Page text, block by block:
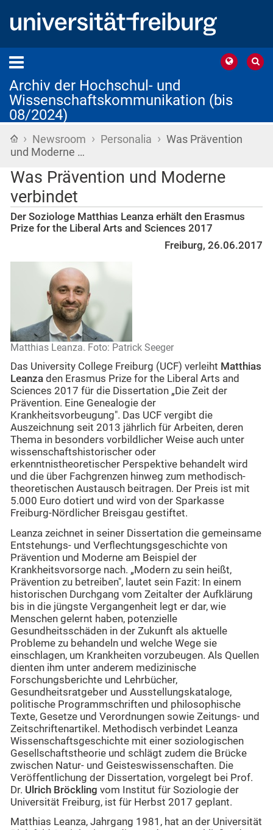
Archiv der Hochschul- und
Wissenschaftskommunikation (bis
08/2024)
Startseite
› Newsroom › Personalia › Was Prävention
und Moderne …
Was Prävention und Moderne
verbindet
Der Soziologe Matthias Leanza erhält den Erasmus
Prize for the Liberal Arts and Sciences 2017
Freiburg, 26.06.2017
Matthias Leanza. Foto: Patrick Seeger
Das University College Freiburg (UCF) verleiht Matthias
Leanza den Erasmus Prize for the Liberal Arts and
Sciences 2017 für die Dissertation „Die Zeit der
Prävention. Eine Genealogie der
Krankheitsvorbeugung". Das UCF vergibt die
Auszeichnung seit 2013 jährlich für Arbeiten, deren
Thema in besonders vorbildlicher Weise auch unter
wissenschaftshistorischer oder
erkenntnistheoretischer Perspektive behandelt wird
und die über Fachgrenzen hinweg zum methodisch-
theoretischen Austausch beitragen. Der Preis ist mit
5.000 Euro dotiert und wird von der Sparkasse
Freiburg-Nördlicher Breisgau gestiftet.
Leanza zeichnet in seiner Dissertation die gemeinsame
Entstehungs- und Verflechtungsgeschichte von
Prävention und Moderne am Beispiel der
Krankheitsvorsorge nach. „Modern zu sein heißt,
Prävention zu betreiben", lautet sein Fazit: In einem
historischen Durchgang vom Zeitalter der Aufklärung
bis in die jüngste Vergangenheit legt er dar, wie
Menschen gelernt haben, potenzielle
Gesundheitsschäden in der Zukunft als aktuelle
Probleme zu behandeln und welche Wege sie
einschlagen, um Krankheiten vorzubeugen. Als Quellen
dienten ihm unter anderem medizinische
Forschungsberichte und Lehrbücher,
Gesundheitsratgeber und Ausstellungskataloge,
politische Programmschriften und philosophische
Texte, Gesetze und Verordnungen sowie Zeitungs- und
Zeitschriftenartikel. Methodisch verbindet Leanza
Wissenschaftsgeschichte mit einer soziologischen
Gesellschaftstheorie und schlägt zudem die Brücke
zwischen Natur- und Geisteswissenschaften. Die
Veröffentlichung der Dissertation, vorgelegt bei Prof.
Dr. Ulrich Bröckling vom Institut für Soziologie der
Universität Freiburg, ist für Herbst 2017 geplant.
Matthias Leanza, Jahrgang 1981, hat an der Universität